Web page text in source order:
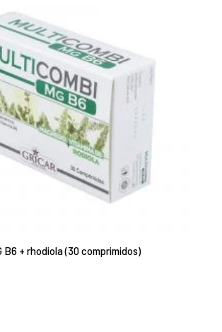
B6 + rhodiola (30 comprimidos)